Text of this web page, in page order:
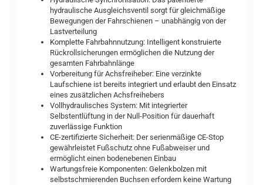
hydraulische Ausgleichsventil sorgt für gleichmäßige
Bewegungen der Fahrschienen – unabhängig von der
Lastverteilung
Komplette Fahrbahnnutzung: Intelligent konstruierte
Rückrollsicherungen ermöglichen die Nutzung der
gesamten Fahrbahnlänge
Vorbereitung für Achsfreiheber: Eine verzinkte
Laufschiene ist bereits integriert und erlaubt den Einsatz
eines zusätzlichen Achsfreihebers
Vollhydraulisches System: Mit integrierter
Selbstentlüftung in der Null-Position für dauerhaft
zuverlässige Funktion
CE-zertifizierte Sicherheit: Der serienmäßige CE-Stop
gewährleistet Fußschutz ohne Fußabweiser und
ermöglicht einen bodenebenen Einbau
Wartungsfreie Komponenten: Gelenkbolzen mit
selbstschmierenden Buchsen erfordern keine Wartung